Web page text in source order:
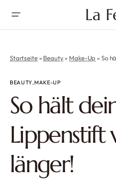
La
Startseite»Beauty» Make-Up »So
BEAUTY MAKE-UP
So hält
Lippenstift
länger!